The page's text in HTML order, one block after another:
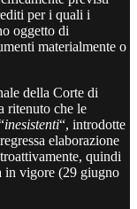
per i quali i
oggetto di
materialmente o
della Corte di
ritenuto che le
inesistenti“, introdotte
elaborazione
quindi
in vigore (29 giugno